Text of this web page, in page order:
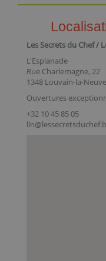
Les Secrets du Chef /
L'Esplanade
Rue Charlemagne, 22
1348 Louvain-la-Neuve
Ouvertures
+32 10 45 85 05